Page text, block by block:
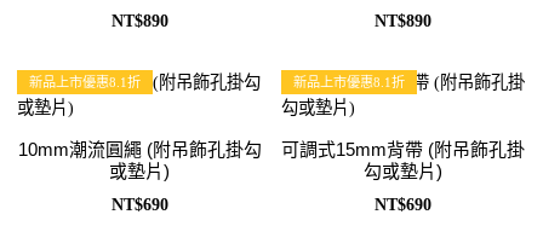
NT$890 NT$890
新品上市優惠8.1折
10mm潮流圓繩 (附吊飾孔掛勾
或墊片)
NT$690
新品上市優惠8.1折
可調式15mm背帶 (附吊飾孔掛
勾或墊片)
NT$690